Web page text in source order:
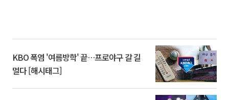
KBO 폭염 '여름방학' 끝…프로야구 갈 길
멀다 [해시태그]